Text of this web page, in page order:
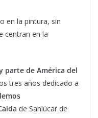
en la pintura, sin
centran en la
parte de América del
tres años dedicado a
de Sanlúcar de